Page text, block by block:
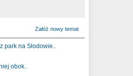
Załóż nowy temat
park na Słodowie..
obok..